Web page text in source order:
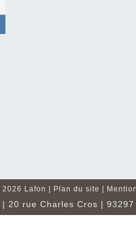
2026 Lafon | Plan du site
| 20 rue Charles Cros |